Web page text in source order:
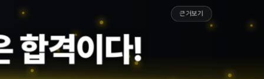
합격이다!
근거보기